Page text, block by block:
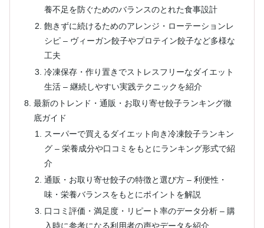
養不足を防ぐためのバランスのとれた食事設計
飽きずに続けるためのアレンジ・ローテーションレ
シピ – ヴィーガン餃子やプロテイン餃子など多様な
工夫
冷凍保存・作り置きでストレスフリーなダイエット
生活 – 継続しやすい実践テクニックを紹介
最新のトレンド・通販・お取り寄せ餃子ランキング徹
底ガイド
スーパーで買えるダイエット向き冷凍餃子ランキン
グ – 栄養成分や口コミをもとにランキング形式で紹
介
通販・お取り寄せ餃子の特徴と選び方 – 利便性・
味・栄養バランスをもとにポイントを解説
口コミ評価・満足度・リピート率のデータ分析 – 購
入時に参考になる利用者の声やデータを紹介